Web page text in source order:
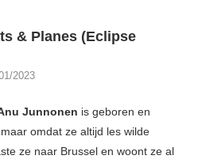
& Planes (Eclipse
2023
Junnonen is geboren en
omdat ze altijd les wilde
ze naar Brussel en woont ze al